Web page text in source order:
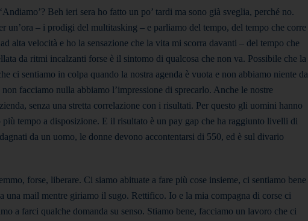
Beh ieri sera ho fatto un po’ tardi ma sono già sveglia, perché no.
un’ora – i prodigi del multitasking – e parliamo del tempo, del tempo che corre
alta velocità e ho la sensazione che la vita mi scorra davanti – del tempo che
da ritmi incalzanti forse è il sintomo di qualcosa che non va. Possibile che la
ci sentiamo in colpa quando la nostra agenda è vuota e non abbiamo niente da
facciamo nulla abbiamo l’impressione di sprecarlo. Anche le nostre
senza una stretta correlazione con i risultati. Per questo gli uomini hanno
tempo a disposizione. E il risultato è un pay gap che ha raggiunto livelli di
da un uomo, le donne devono accontentarsi di 550, ed è sul divario
forse, liberare. Ci siamo abituate a fare più cose insieme, ci sentiamo bene
una mail mentre giriamo il sugo. Rettifico. Io e la mia compagna di corse ci
a farci qualche domanda su senso. Stiamo bene, facciamo un lavoro che ci